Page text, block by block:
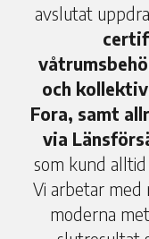
avslutat
och
Fora, samt
via
som kund
Vi arbetar med
moderna